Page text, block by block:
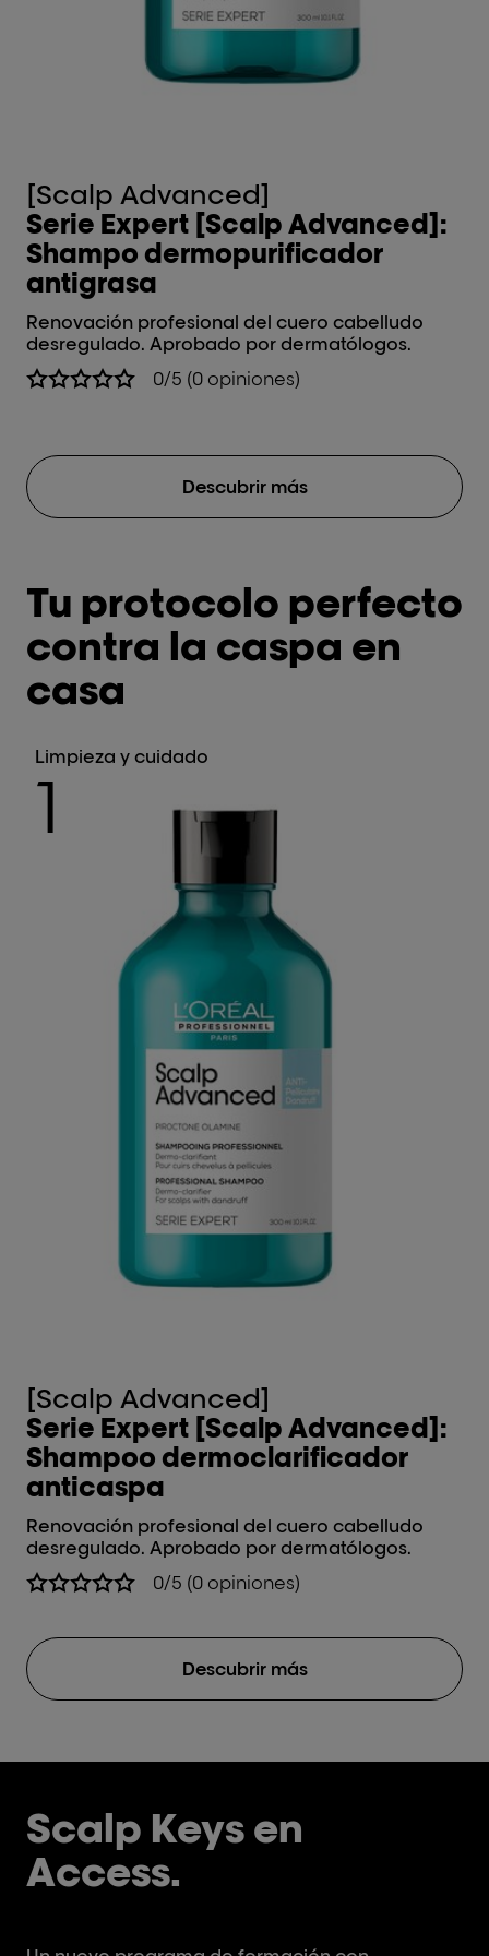
[Scalp Advanced]
Serie Expert [Scalp Advanced]:
Shampo dermopurificador
antigrasa
Renovación profesional del cuero cabelludo
desregulado. Aprobado por dermatólogos.
0/5 (0 opiniones)
Descubrir más
Tu protocolo perfecto
contra la caspa en
casa
Limpieza y cuidado
1
[Scalp Advanced]
Serie Expert [Scalp Advanced]:
Shampoo dermoclarificador
anticaspa
Renovación profesional del cuero cabelludo
desregulado. Aprobado por dermatólogos.
0/5 (0 opiniones)
Descubrir más
Scalp Keys en
Access.